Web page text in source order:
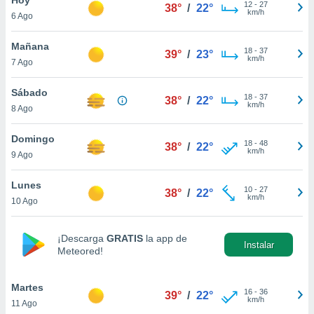
en
más
nuestra
de
aceptar
de
6 Ago
38° / 22° 12- 27
km/h
Mañana
7 Ago
39° / 23° 18- 37
km/h
Sábado
8 Ago
38° / 22° 18- 37
km/h
Domingo
9 Ago
38° / 22° 18- 48
km/h
Lunes
10 Ago
38° / 22° 10- 27
km/h
¡Descarga GRATIS la app de
Meteored!
Instalar
Martes
11 Ago
39° / 22° 16- 36
km/h